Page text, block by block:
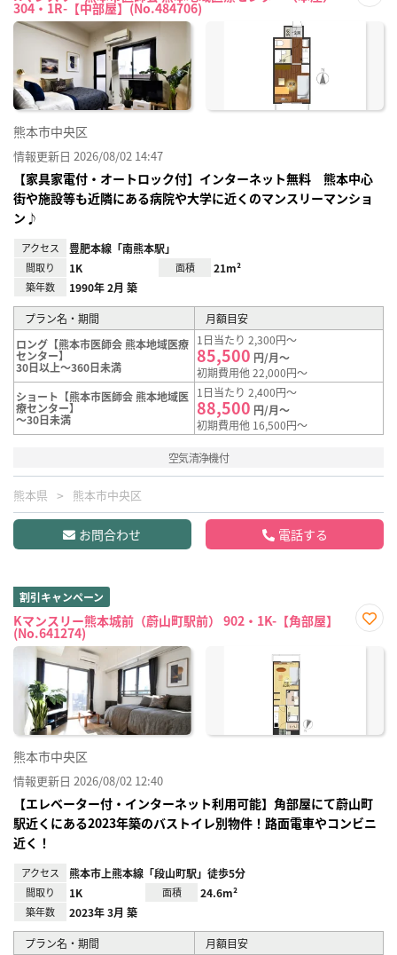
304・1R-【中部屋】(No.484706)
に入
熊本市中央区
情報更新日 2026/08/02 14:47
【家具家電付・オートロック付】インターネット無料 熊本中心
街や施設等も近隣にある病院や大学に近くのマンスリーマンショ
ン♪
アクセス 豊肥本線「南熊本駅」
間取り 1K 面積 21m²
築年数 1990年 2月 築
プラン名・期間
月額目安
ロング【熊本市医師会 熊本地域医療
センター】
30日以上～360日未満
1日当たり 2,300円～
85,500 円/月～
初期費用他 22,000円～
ショート【熊本市医師会 熊本地域医
療センター】
～30日未満
1日当たり 2,400円～
88,500 円/月～
初期費用他 16,500円～
空気清浄機付
熊本県 熊本市中央区
お問合わせ 電話する
割引キャンペーン
Kマンスリー熊本城前（蔚山町駅前） 902・1K-【角部屋】
(No.641274)
に入
熊本市中央区
情報更新日 2026/08/02 12:40
【エレベーター付・インターネット利用可能】角部屋にて蔚山町
駅近くにある2023年築のバストイレ別物件！路面電車やコンビニ
近く！
アクセス 熊本市上熊本線「段山町駅」徒歩5分
間取り 1K 面積 24.6m²
築年数 2023年 3月 築
プラン名・期間 月額目安